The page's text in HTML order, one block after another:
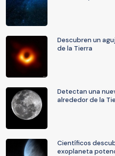
Descubren un
de la Tierra
Detectan una
alrededor de la
Científicos
exoplaneta